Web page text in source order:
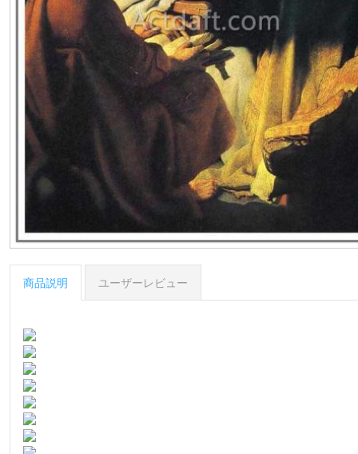
商品説明 ユーザーレビュー